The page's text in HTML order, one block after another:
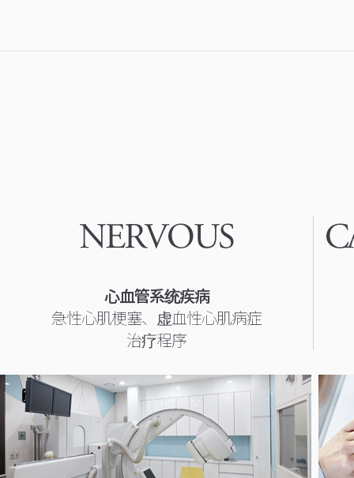
心血管系统疾病
急性心肌梗塞、虚血性心肌病症
治疗程序